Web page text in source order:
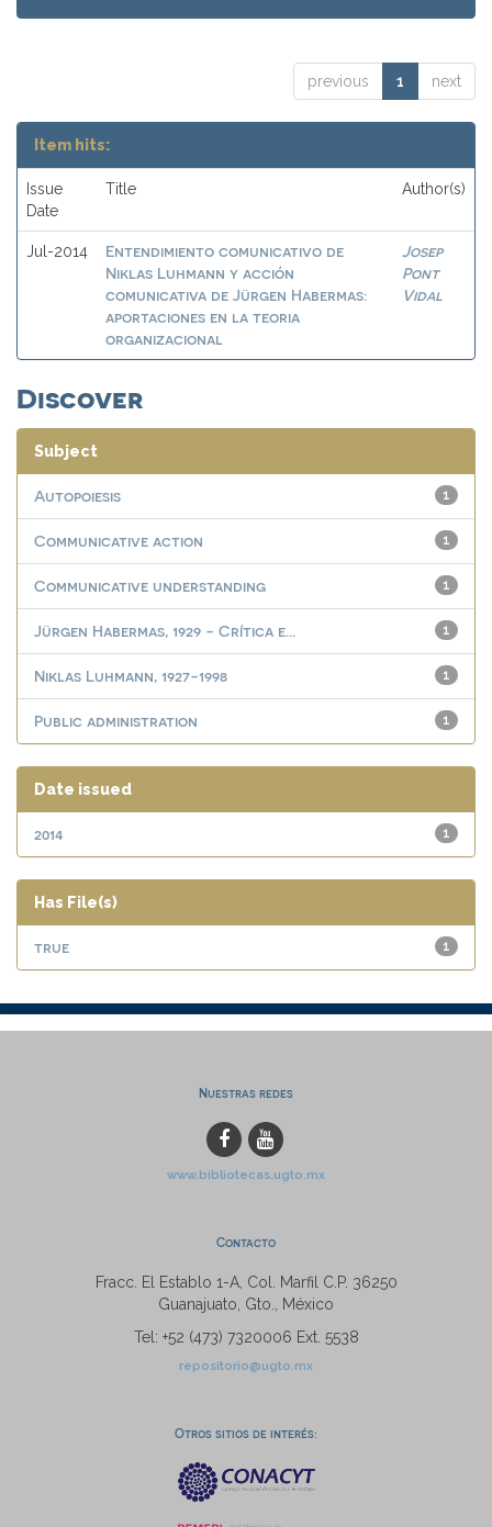
previous 1 next
Item hits:
Issue
Date
Title Author(s)
Jul-2014
Entendimiento comunicativo de
Niklas Luhmann y acción
comunicativa de Jürgen Habermas:
aportaciones en la teoria
organizacional
Josep
Pont
Vidal
Discover
Subject
1
Autopoiesis
1
Communicative action
1
Communicative understanding
1
Jürgen Habermas, 1929 - Crítica e...
1
Niklas Luhmann, 1927-1998
1
Public administration
Date issued
1
2014
Has File(s)
1
true
Nuestras redes
www.bibliotecas.ugto.mx
Contacto
Fracc. El Establo 1-A, Col. Marfil C.P. 36250
Guanajuato, Gto., México
Tel: +52 (473) 7320006 Ext. 5538
repositorio@ugto.mx
Otros sitios de interés: